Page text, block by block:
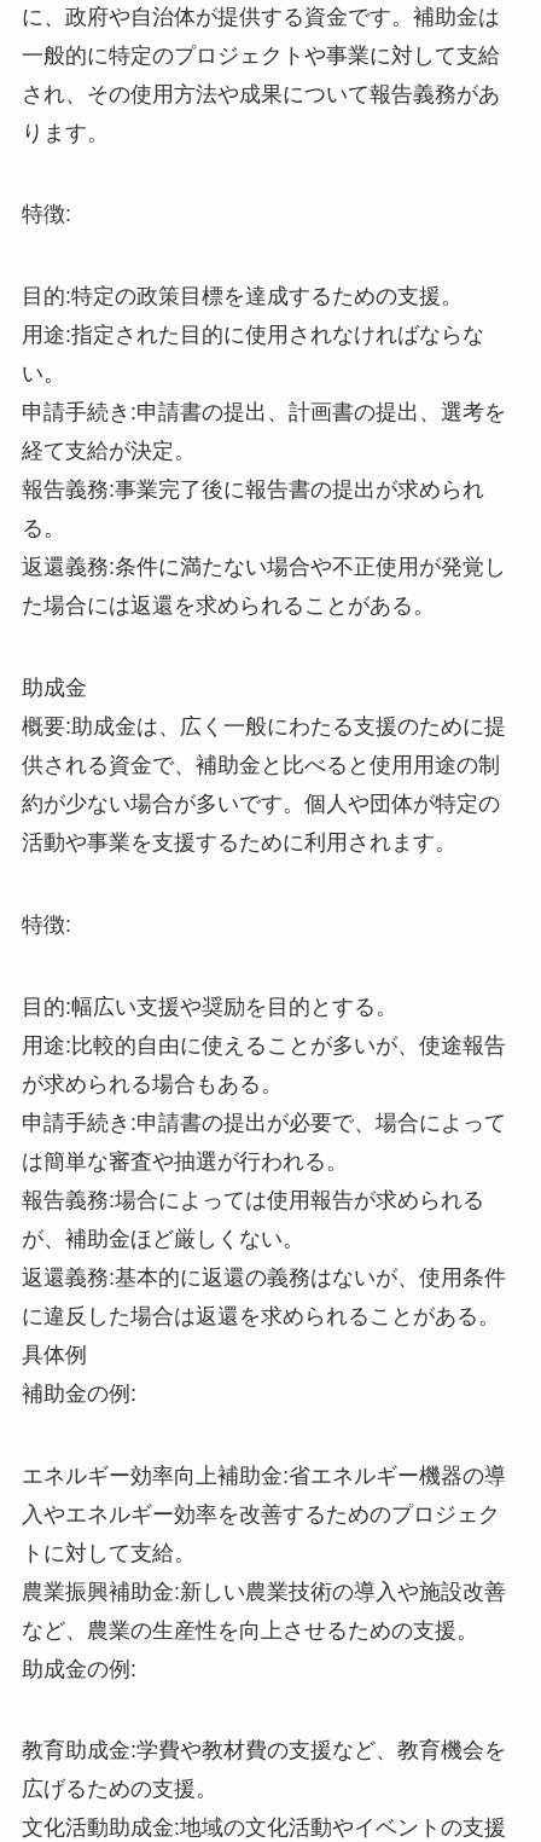
に、政府や自治体が提供する資金です。補助金は
一般的に特定のプロジェクトや事業に対して支給
され、その使用方法や成果について報告義務があ
ります。
特徴:
目的:特定の政策目標を達成するための支援。
用途:指定された目的に使用されなければならな
い。
申請手続き:申請書の提出、計画書の提出、選考を
経て支給が決定。
報告義務:事業完了後に報告書の提出が求められ
る。
返還義務:条件に満たない場合や不正使用が発覚し
た場合には返還を求められることがある。
助成金
概要:助成金は、広く一般にわたる支援のために提
供される資金で、補助金と比べると使用用途の制
約が少ない場合が多いです。個人や団体が特定の
活動や事業を支援するために利用されます。
特徴:
目的:幅広い支援や奨励を目的とする。
用途:比較的自由に使えることが多いが、使途報告
が求められる場合もある。
申請手続き:申請書の提出が必要で、場合によって
は簡単な審査や抽選が行われる。
報告義務:場合によっては使用報告が求められる
が、補助金ほど厳しくない。
返還義務:基本的に返還の義務はないが、使用条件
に違反した場合は返還を求められることがある。
具体例
補助金の例:
エネルギー効率向上補助金:省エネルギー機器の導
入やエネルギー効率を改善するためのプロジェク
トに対して支給。
農業振興補助金:新しい農業技術の導入や施設改善
など、農業の生産性を向上させるための支援。
助成金の例:
教育助成金:学費や教材費の支援など、教育機会を
広げるための支援。
文化活動助成金:地域の文化活動やイベントの支援